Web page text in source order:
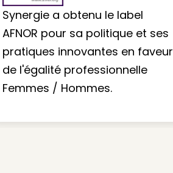
Synergie a obtenu le label
AFNOR pour sa politique et ses
pratiques innovantes en faveur
de l'égalité professionnelle
Femmes / Hommes.